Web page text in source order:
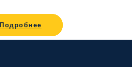
Подробнее